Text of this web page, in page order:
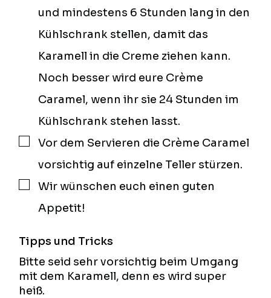
und mindestens 6 Stunden lang in den
Kühlschrank stellen, damit das
Karamell in die Creme ziehen kann.
Noch besser wird eure Crème
Caramel, wenn ihr sie 24 Stunden im
Kühlschrank stehen lasst.
▢
Vor dem Servieren die Crème Caramel
vorsichtig auf einzelne Teller stürzen.
▢
Wir wünschen euch einen guten
Appetit!
Tipps und Tricks
Bitte seid sehr vorsichtig beim Umgang
mit dem Karamell, denn es wird super
heiß.